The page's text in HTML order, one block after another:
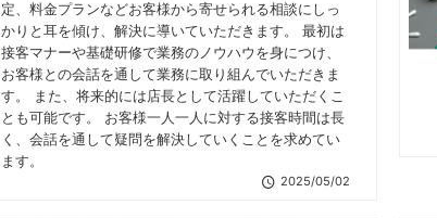
定、料金プランなどお客様から寄せられる相談にしっ
かりと耳を傾け、解決に導いていただきます。 最初は
接客マナーや基礎研修で業務のノウハウを身につけ、
お客様との会話を通して業務に取り組んでいただきま
す。 また、将来的には店長として活躍していただくこ
とも可能です。 お客様一人一人に対する接客時間は長
く、会話を通して疑問を解決していくことを求めてい
ます。
2025/05/02